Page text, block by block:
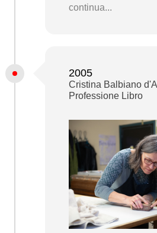
continua...
2005
Cristina Balbiano
Professione Libro